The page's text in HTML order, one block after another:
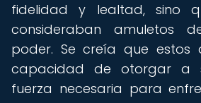
fidelidad y lealtad, sino
consideraban amuletos
poder. Se creía que estos
capacidad de otorgar a
fuerza necesaria para